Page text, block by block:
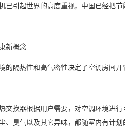
已引起世界的高度重视，中国已经把节
新概念
的隔热性和高气密性决定了空调房间
交换器根据用户需要，对空调环境进
、臭气以及其它异味，都随室内有计